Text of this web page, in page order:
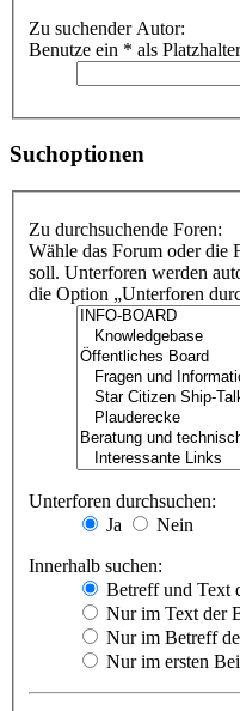
Zu suchender Autor:
Benutze ein * als
Suchoptionen
Zu durchsuchende Foren:
Wähle das Forum oder die
soll. Unterforen werden
die Option „Unterforen
Unterforen durchsuchen:
Ja
Nein
Innerhalb suchen:
Betreff und Text
Nur im Text der
Nur im Betreff
Nur im ersten